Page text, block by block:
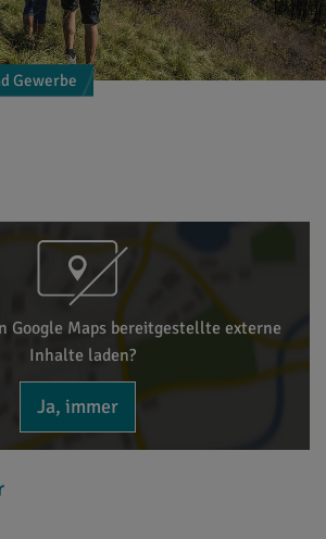
Gewerbe
Google Maps bereitgestellte externe
Inhalte laden?
Ja, immer